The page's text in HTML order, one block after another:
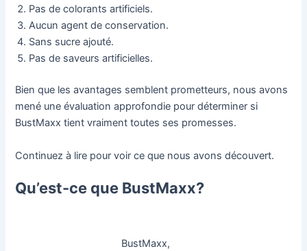
Pas de colorants artificiels.
Aucun agent de conservation.
Sans sucre ajouté.
Pas de saveurs artificielles.
Bien que les avantages semblent prometteurs, nous avons
mené une évaluation approfondie pour déterminer si
BustMaxx tient vraiment toutes ses promesses.
Continuez à lire pour voir ce que nous avons découvert.
Qu’est-ce que BustMaxx?
BustMaxx,